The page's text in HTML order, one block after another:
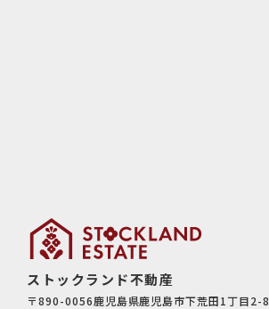
ストックランド不動産
〒890-0056鹿児島県鹿児島市下荒田1丁目2-8